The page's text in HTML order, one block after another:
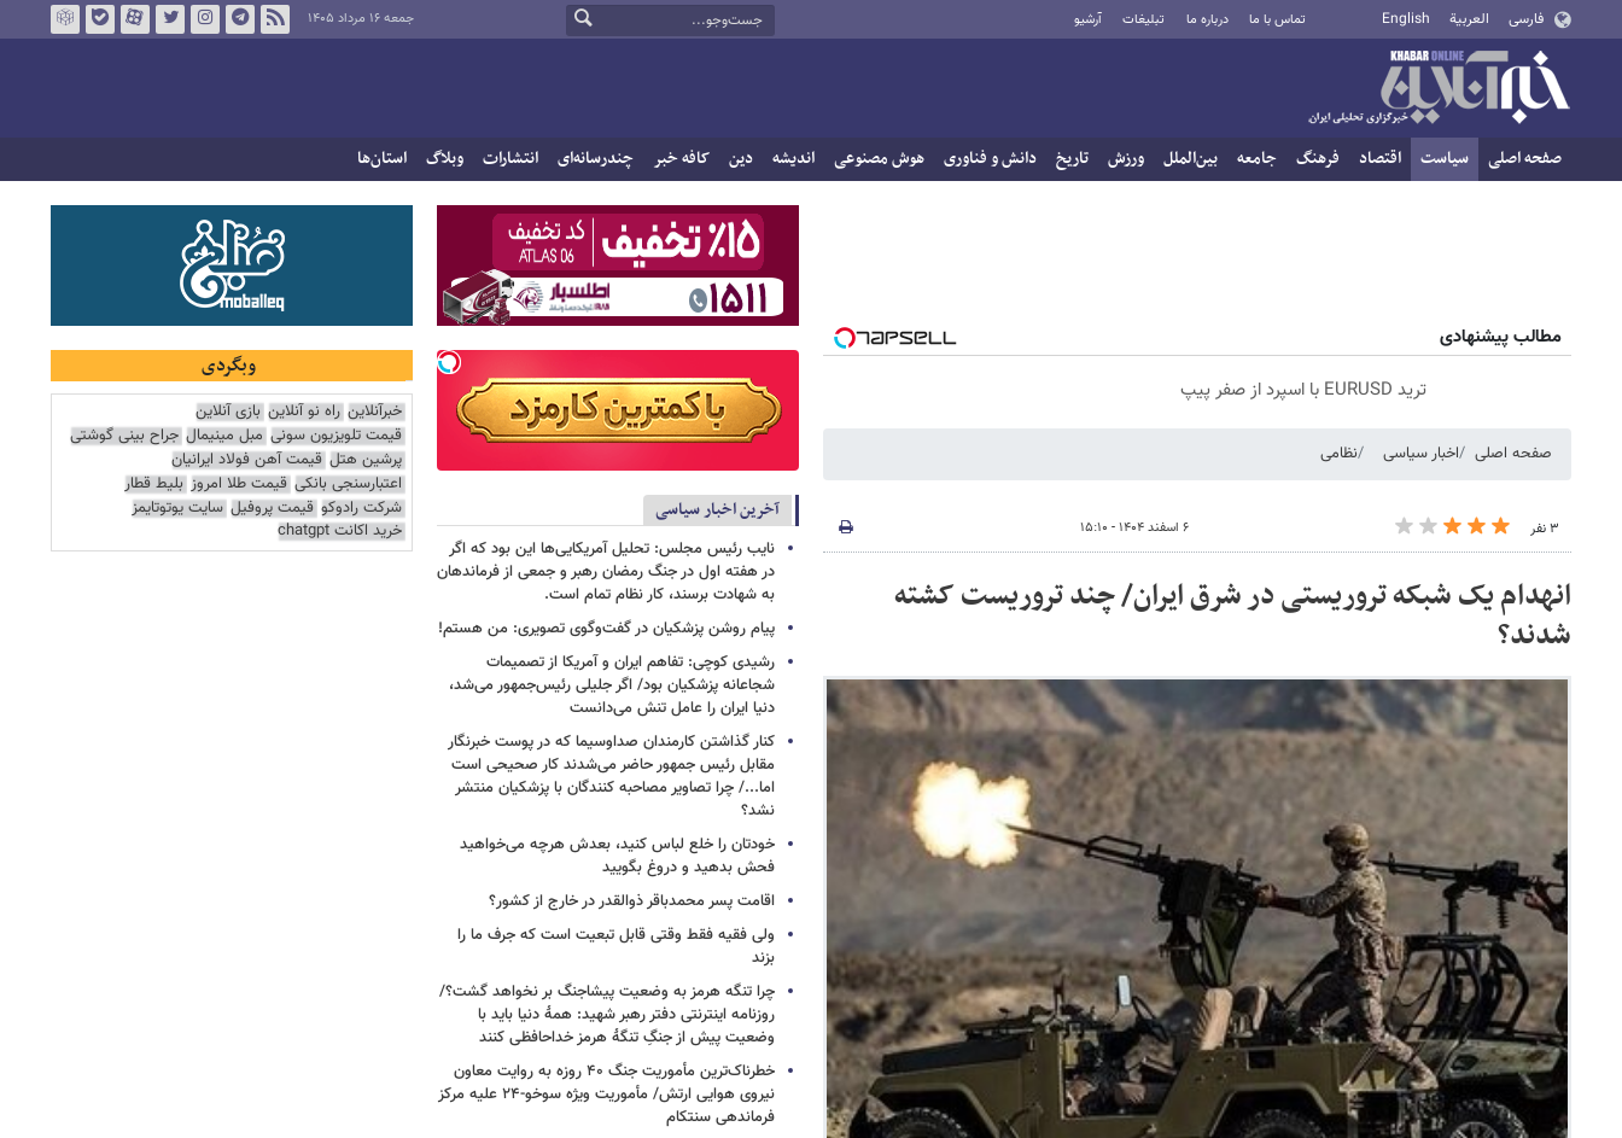
فارسی العربية English تماس با ما درباره ما تبلیغات آرشیو جمعه ۱۶ مرداد ۱۴۰۵
صفحه اصلی سیاست اقتصاد فرهنگ جامعه بین‌الملل ورزش تاریخ دانش و فناوری هوش مصنوعی اندیشه دین کافه خبر چندرسانه‌ای انتشارات وبلاگ استان‌ها
مطالب پیشنهادی
ترید EURUSD با اسپرد از صفر پیپ
صفحه اصلی اخبار سیاسی نظامی
۳ نفر ۶ اسفند ۱۴۰۴ - ۱۵:۱۰
انهدام یک شبکه تروریستی در شرق ایران/ چند تروریست کشته
شدند؟
آخرین اخبار سیاسی
نایب رئیس مجلس: تحلیل آمریکایی‌ها این بود که اگر
در هفته اول در جنگ رمضان رهبر و جمعی از فرماندهان
به شهادت برسند، کار نظام تمام است.
پیام روشن پزشکیان در گفت‌وگوی تصویری: من هستم!
رشیدی کوچی: تفاهم ایران و آمریکا از تصمیمات
شجاعانه پزشکیان بود/ اگر جلیلی رئیس‌جمهور می‌شد،
دنیا ایران را عامل تنش می‌دانست
کنار گذاشتن کارمندان صداوسیما که در پوست خبرنگار
مقابل رئیس جمهور حاضر می‌شدند کار صحیحی است
اما.../ چرا تصاویر مصاحبه کنندگان با پزشکیان منتشر
نشد؟
خودتان را خلع لباس کنید، بعدش هرچه می‌خواهید
فحش بدهید و دروغ بگویید
اقامت پسر محمدباقر ذوالقدر در خارج از کشور؟
ولی فقیه فقط وقتی قابل تبعیت است که جرف ما را
بزند
چرا تنگه هرمز به وضعیت پیشاجنگ بر نخواهد گشت؟/
روزنامه اینترنتی دفتر رهبر شهید: همۀ دنیا باید با
وضعیت پیش از جنگِ تنگۀ هرمز خداحافظی کنند
خطرناک‌ترین مأموریت جنگ ۴۰ روزه به روایت معاون
نیروی هوایی ارتش/ مأموریت ویژه سوخو-۲۴ علیه مرکز
فرماندهی سنتکام
وبگردی
خبرآنلاین راه نو آنلاین بازی آنلاین
قیمت تلویزیون سونی مبل مینیمال جراح بینی گوشتی
پرشین هتل قیمت آهن فولاد ایرانیان
اعتبارسنجی بانکی قیمت طلا امروز بلیط قطار
شرکت رادوکو قیمت پروفیل سایت یوتوتایمز
خرید اکانت chatgpt